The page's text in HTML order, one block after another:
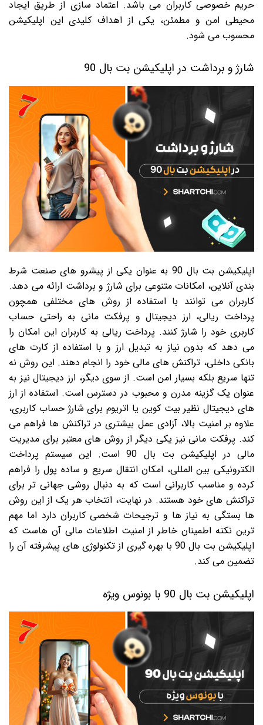
حریم خصوصی کاربران می باشد. اعتماد سازی از طریق ایجاد
محیطی امن و مطمئن، یکی از اهداف کلیدی این اپلیکیشن
محسوب می شود.
شارژ و برداشت در اپلیکیشن بت بال 90
اپلیکیشن بت بال 90 به عنوان یکی از پیشرو های صنعت شرط
بندی آنلاین، امکانات متنوعی برای شارژ و برداشت ارائه می دهد.
کاربران می توانند با استفاده از روش های مختلفی همچون
پرداخت ریالی، ارز دیجیتال و پرفکت مانی به راحتی حساب
کاربری خود را شارژ کنند. پرداخت ریالی به کاربران این امکان را
می دهد که بدون نیاز به تبدیل ارز و با استفاده از کارت های
بانکی داخلی، تراکنش های مالی خود را انجام دهند. این روش نه
تنها سریع بلکه بسیار امن است. از سوی دیگر، ارز دیجیتال نیز به
عنوان یک گزینه مدرن و محبوب در دسترس است. استفاده از ارز
های دیجیتال نظیر بیت کوین یا اتریوم برای شارژ حساب کاربری،
علاوه بر امنیت بالا، آزادی عمل بیشتری در تراکنش ها فراهم می
کند. پرفکت مانی نیز یکی دیگر از روش های معتبر برای مدیریت
مالی در اپلیکیشن بت بال 90 است. این سیستم پرداخت
الکترونیکی بین المللی، امکان انتقال سریع و ساده پول را فراهم
کرده و مناسب کاربرانی است که به دنبال روشی جهانی تر برای
تراکنش های خود هستند. در نهایت، انتخاب هر یک از این روش
ها بستگی به نیاز ها و ترجیحات شخصی کاربران دارد اما مهم
ترین نکته اطمینان خاطر از امنیت اطلاعات مالی آن هاست که
اپلیکیشن بت بال 90 با بهره گیری از تکنولوژی های پیشرفته آن را
تضمین می کند.
اپلیکیشن بت بال 90 با بونوس ویژه